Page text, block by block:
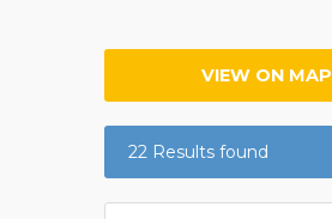
VIEW ON MAP
22 Results found